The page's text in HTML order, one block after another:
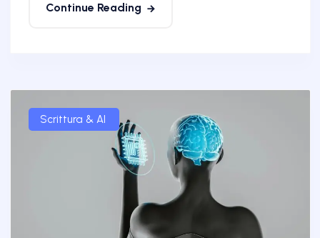
Continue Reading
Scrittura & AI